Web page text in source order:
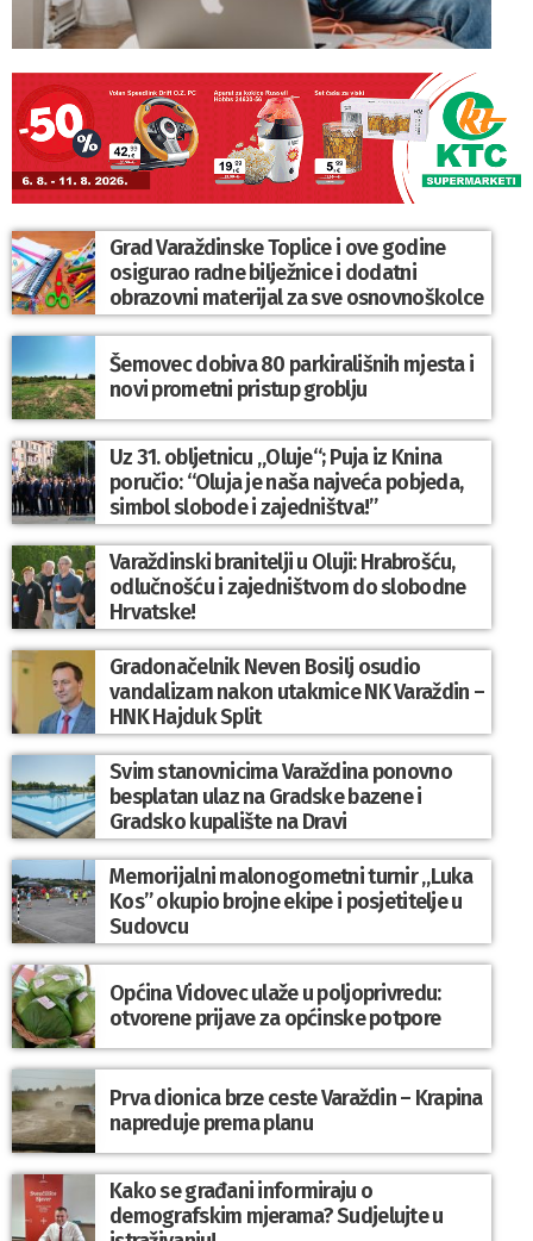
Grad Varaždinske Toplice i ove godine
osigurao radne bilježnice i dodatni
obrazovni materijal za sve osnovnoškolce
Šemovec dobiva 80 parkirališnih mjesta i
novi prometni pristup groblju
Uz 31. obljetnicu „Oluje“; Puja iz Knina
poručio: “Oluja je naša najveća pobjeda,
simbol slobode i zajedništva!”
Varaždinski branitelji u Oluji: Hrabrošću,
odlučnošću i zajedništvom do slobodne
Hrvatske!
Gradonačelnik Neven Bosilj osudio
vandalizam nakon utakmice NK Varaždin –
HNK Hajduk Split
Svim stanovnicima Varaždina ponovno
besplatan ulaz na Gradske bazene i
Gradsko kupalište na Dravi
Memorijalni malonogometni turnir „Luka
Kos” okupio brojne ekipe i posjetitelje u
Sudovcu
Općina Vidovec ulaže u poljoprivredu:
otvorene prijave za općinske potpore
Prva dionica brze ceste Varaždin – Krapina
napreduje prema planu
Kako se građani informiraju o
demografskim mjerama? Sudjelujte u